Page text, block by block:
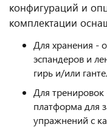
конфигураций и
комплектации
Для хранения -
эспандеров и
гирь и/или
Для
платформа для
упражнений с